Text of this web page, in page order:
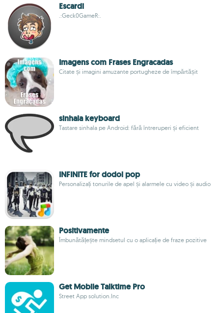
Escardi
.:Geck0GameR:.
Imagens com Frases Engracadas
Citate și imagini amuzante portugheze de împărtășit
sinhala keyboard
Tastare sinhala pe Android: fără întreruperi și eficient
INFINITE for dodol pop
Personalizați tonurile de apel și alarmele cu video și audio
Positivamente
Îmbunătățește mindsetul cu o aplicație de fraze pozitive
Get Mobile Talktime Pro
Street App solution.Inc